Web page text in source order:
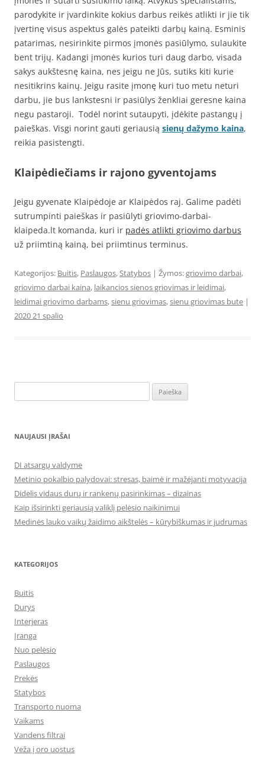
parodykite ir įvardinkite kokius darbus reikės atlikti ir jie tik
įvertinę visus aspektus galės pateikti darbų kainą. Esminis
patarimas, nesirinkite pirmos įmonės pasiūlymo, sulaukite
bent trijų. Kadangi įmonės kurios turi daug darbo, visada
sakys aukštesnę kaina, nes jeigu ne Jūs, sutiks kiti kurie
nesitikrins kainų. Jeigu rasite įmonę kuri tuo metu neturi
darbu, jie bus lankstesni ir pasiūlys ženkliai geresne kaina
negu pastaroji. Todėl norint sutaupyti, įdėkite pastangų į
paieškas. Visgi norint gauti geriausią sienų dažymo kaina,
reikia pasistengti.
Klaipėdiečiams ir rajono gyventojams
Jeigu gyvenate Klaipėdoje ar Klaipėdos raj. Galime padėti
sutrumpinti paieškas ir pasiūlyti griovimo-darbai-
klaipeda.lt komanda, kuri ir padės atlikti griovimo darbus
už priimtiną kainą, bei priimtinus terminus.
Kategorijos: Buitis, Paslaugos,Statybos | Žymos:griovimo darbai,
griovimo darbai kaina, laikancios sienos griovimas ir leidimai,
leidimai griovimo darbams,sienu griovimas,sienu griovimas bute |
2020 21 spalio
NAUJAUSI ĮRAŠAI
DI atsargų valdyme
Metinio pokalbio palydovai: stresas, baimė ir mažėjanti motyvacija
Didelis vidaus durų ir rankenų pasirinkimas – dizainas
Kaip išsirinkti geriausią valiklį pelėsio naikinimui
Medinės lauko vaikų žaidimo aikštelės – kūrybiškumas ir judrumas
KATEGORIJOS
Buitis
Durys
Interjeras
Įranga
Nuo pelėsio
Paslaugos
Prekės
Statybos
Transporto nuoma
Vaikams
Vandens filtrai
Veža į oro uostus